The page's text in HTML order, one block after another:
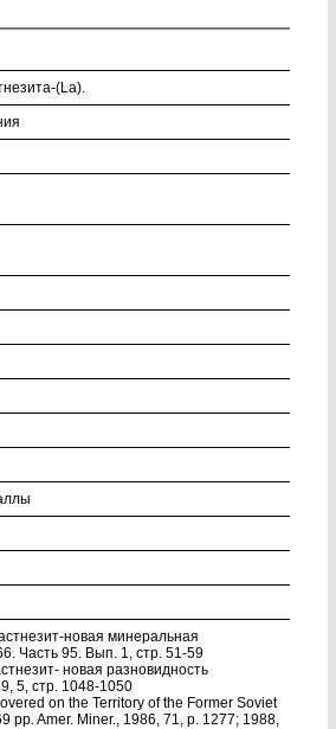
(La).
новая минеральная
Часть 95. Вып. 1, стр. 51-59
новая разновидность
5, стр. 1048-1050
on the Territory of the Former Soviet
pp. Amer. Miner., 1986, 71, p. 1277; 1988,